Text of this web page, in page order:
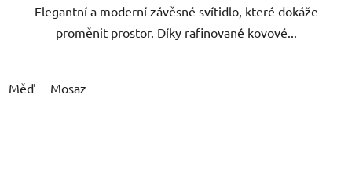
Elegantní a moderní závěsné svítidlo, které dokáže
proměnit prostor. Díky rafinované kovové...
Měď Mosaz